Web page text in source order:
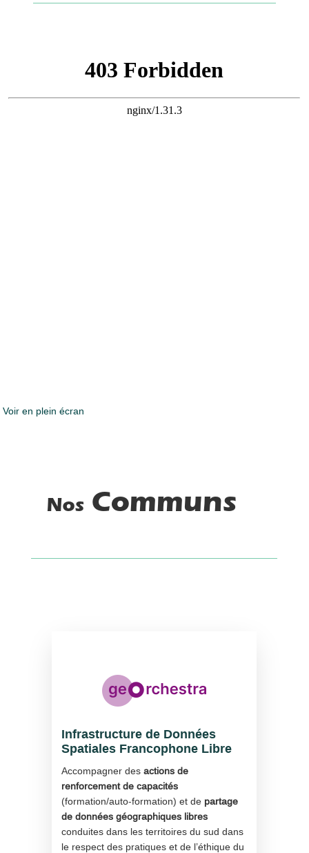
Voir en plein écran
Nos Communs
Infrastructure de Données
Spatiales Francophone Libre
Accompagner desactions de
renforcement de capacités
(formation/auto-formation) et de partage
de données géographiques libres
conduites dans les territoires du sud dans
le respect des pratiques et de l’éthique du